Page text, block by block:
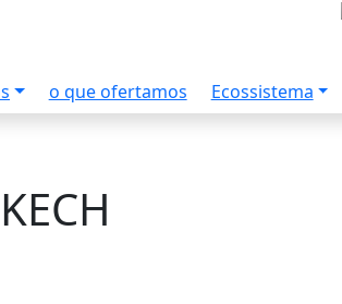
o que ofertamos Ecossistema
KECH